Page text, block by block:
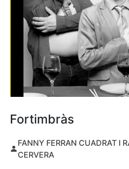
Fortimbràs
FANNY FERRAN CUADRAT I
CERVERA